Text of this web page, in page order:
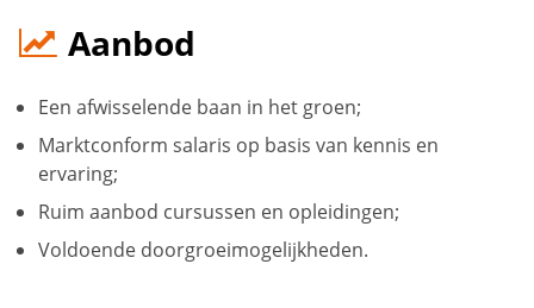
Aanbod
Een afwisselende baan in het groen;
Marktconform salaris op basis van kennis en
ervaring;
Ruim aanbod cursussen en opleidingen;
Voldoende doorgroeimogelijkheden.